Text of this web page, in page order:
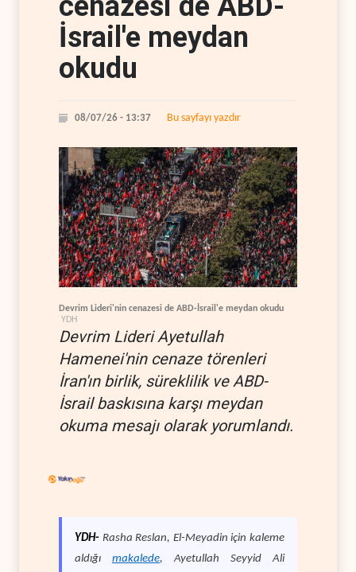
İsrail'e meydan
okudu
08/07/26 - 13:37 Bu sayfayı yazdır
Devrim Lideri'nin cenazesi de ABD-İsrail'e meydan okudu
YDH
Devrim Lideri Ayetullah
Hamenei'nin cenaze törenleri
İran'ın birlik, süreklilik ve ABD-
İsrail baskısına karşı meydan
okuma mesajı olarak yorumlandı.
YDH- Rasha Reslan, El-Meyadin için kaleme
aldığı makalede, Ayetullah Seyyid Ali